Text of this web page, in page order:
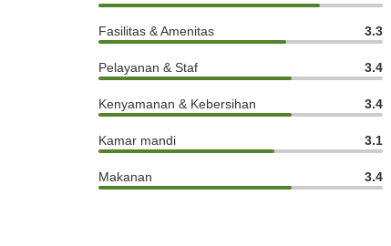
Fasilitas & Amenitas 3.3
Pelayanan & Staf 3.4
Kenyamanan & Kebersihan 3.4
Kamar mandi 3.1
Makanan 3.4